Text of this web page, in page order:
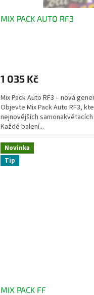
MIX PACK AUTO RF3
1 035 Kč
Mix Pack Auto RF3 – nová
Objevte Mix Pack Auto RF3,
nejnovějších
Každé balení...
Novinka
Tip
MIX PACK FF